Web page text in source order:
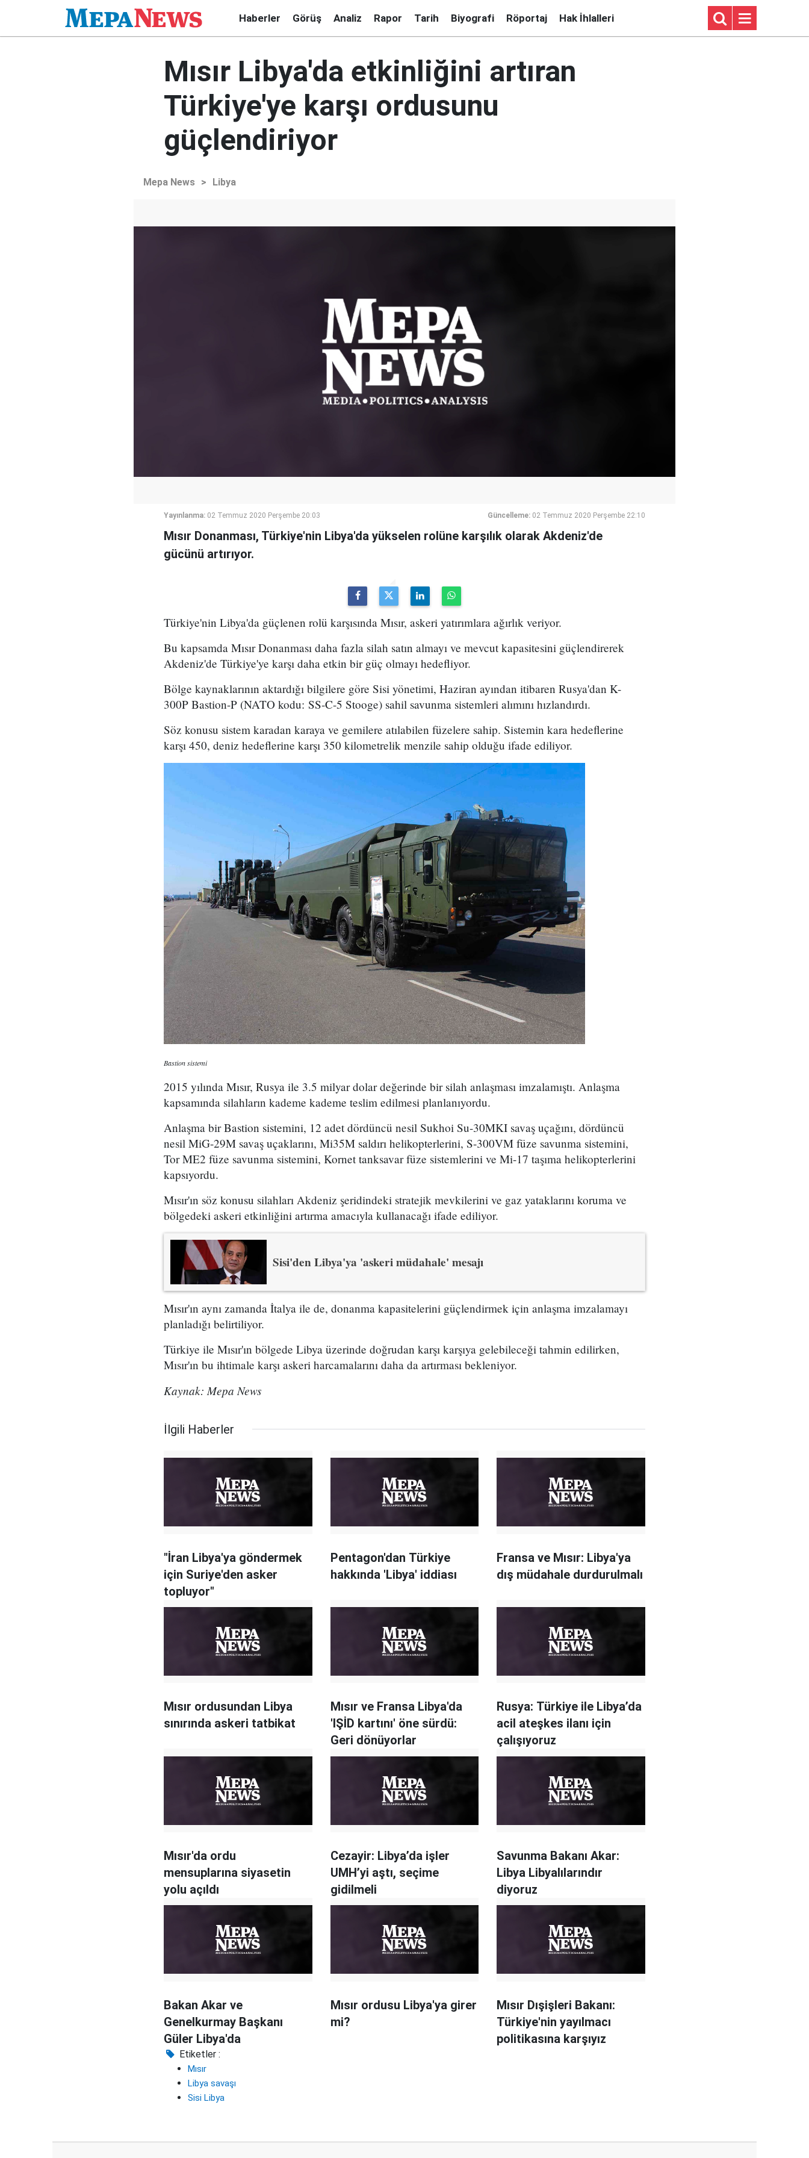
Haberler Görüş Analiz Rapor Tarih Biyografi Röportaj Hak İhlalleri
Mısır Libya'da etkinliğini artıran
Türkiye'ye karşı ordusunu
güçlendiriyor
Mepa News > Libya
Yayınlanma: 02 Temmuz 2020 Perşembe 20:03 Güncelleme: 02 Temmuz 2020 Perşembe 22:10
Mısır Donanması, Türkiye'nin Libya'da yükselen rolüne karşılık olarak Akdeniz'de
gücünü artırıyor.
Türkiye'nin Libya'da güçlenen rolü karşısında Mısır, askeri yatırımlara ağırlık veriyor.
Bu kapsamda Mısır Donanması daha fazla silah satın almayı ve mevcut kapasitesini güçlendirerek
Akdeniz'de Türkiye'ye karşı daha etkin bir güç olmayı hedefliyor.
Bölge kaynaklarının aktardığı bilgilere göre Sisi yönetimi, Haziran ayından itibaren Rusya'dan K-
300P Bastion-P (NATO kodu: SS-C-5 Stooge) sahil savunma sistemleri alımını hızlandırdı.
Söz konusu sistem karadan karaya ve gemilere atılabilen füzelere sahip. Sistemin kara hedeflerine
karşı 450, deniz hedeflerine karşı 350 kilometrelik menzile sahip olduğu ifade ediliyor.
Bastion sistemi
2015 yılında Mısır, Rusya ile 3.5 milyar dolar değerinde bir silah anlaşması imzalamıştı. Anlaşma
kapsamında silahların kademe kademe teslim edilmesi planlanıyordu.
Anlaşma bir Bastion sistemini, 12 adet dördüncü nesil Sukhoi Su-30MKI savaş uçağını, dördüncü
nesil MiG-29M savaş uçaklarını, Mi35M saldırı helikopterlerini, S-300VM füze savunma sistemini,
Tor ME2 füze savunma sistemini, Kornet tanksavar füze sistemlerini ve Mi-17 taşıma helikopterlerini
kapsıyordu.
Mısır'ın söz konusu silahları Akdeniz şeridindeki stratejik mevkilerini ve gaz yataklarını koruma ve
bölgedeki askeri etkinliğini artırma amacıyla kullanacağı ifade ediliyor.
Sisi'den Libya'ya 'askeri müdahale' mesajı
Mısır'ın aynı zamanda İtalya ile de, donanma kapasitelerini güçlendirmek için anlaşma imzalamayı
planladığı belirtiliyor.
Türkiye ile Mısır'ın bölgede Libya üzerinde doğrudan karşı karşıya gelebileceği tahmin edilirken,
Mısır'ın bu ihtimale karşı askeri harcamalarını daha da artırması bekleniyor.
Kaynak: Mepa News
İlgili Haberler
"İran Libya'ya göndermek
için Suriye'den asker
topluyor"
Pentagon'dan Türkiye
hakkında 'Libya' iddiası
Fransa ve Mısır: Libya'ya
dış müdahale durdurulmalı
Mısır ordusundan Libya
sınırında askeri tatbikat
Mısır ve Fransa Libya'da
'IŞİD kartını' öne sürdü:
Geri dönüyorlar
Rusya: Türkiye ile Libya’da
acil ateşkes ilanı için
çalışıyoruz
Mısır'da ordu
mensuplarına siyasetin
yolu açıldı
Cezayir: Libya’da işler
UMH’yi aştı, seçime
gidilmeli
Savunma Bakanı Akar:
Libya Libyalılarındır
diyoruz
Bakan Akar ve
Genelkurmay Başkanı
Güler Libya'da
Mısır ordusu Libya'ya girer
mi?
Mısır Dışişleri Bakanı:
Türkiye'nin yayılmacı
politikasına karşıyız
Etiketler :
Mısır
Libya savaşı
Sisi Libya